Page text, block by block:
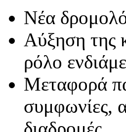
Νέα
Αύξηση της
ρόλο
Μεταφορά
συμφωνίες,